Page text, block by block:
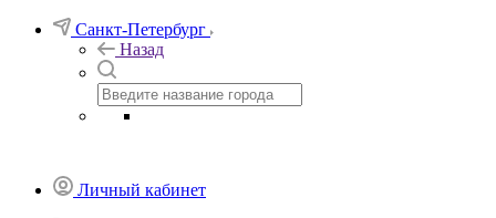
Санкт-Петербург
Назад
Личный кабинет